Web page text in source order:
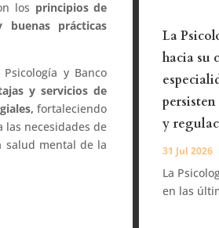
los principios de
buenas prácticas
y Banco
y servicios de
fortaleciendo
las necesidades de
salud mental de la
La
hacia su
y
31 Jul 2026
La
en las